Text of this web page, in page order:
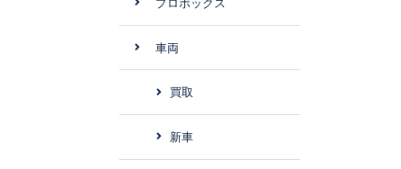
プロボックス
車両
買取
新車